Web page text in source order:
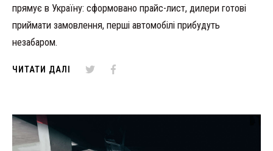
прямує в Україну: сформовано прайс-лист, дилери готові
приймати замовлення, перші автомобілі прибудуть
незабаром.
ЧИТАТИ ДАЛІ